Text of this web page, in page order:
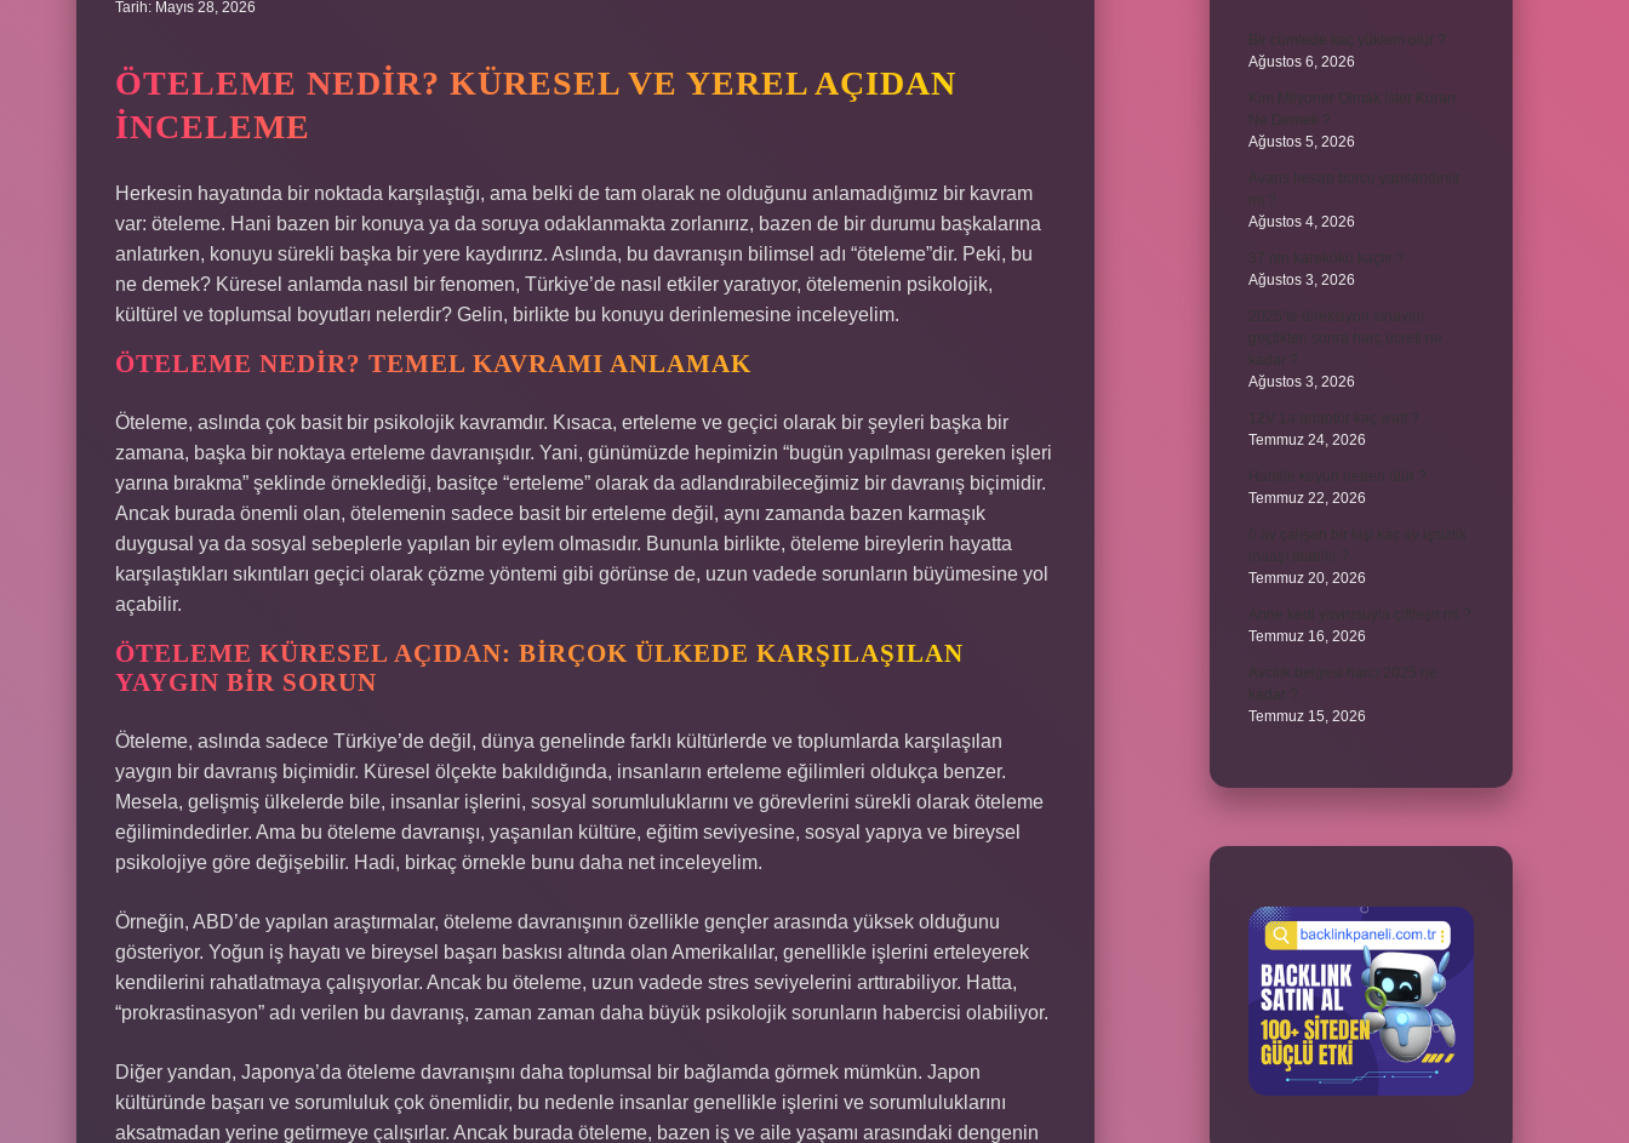
Tarih: Mayıs 28, 2026
ÖTELEME NEDIR? KÜRESEL VE YEREL AÇIDAN
İNCELEME
Herkesin hayatında bir noktada karşılaştığı, ama belki de tam olarak ne olduğunu anlamadığımız bir kavram
var: öteleme. Hani bazen bir konuya ya da soruya odaklanmakta zorlanırız, bazen de bir durumu başkalarına
anlatırken, konuyu sürekli başka bir yere kaydırırız. Aslında, bu davranışın bilimsel adı “öteleme”dir. Peki, bu
ne demek? Küresel anlamda nasıl bir fenomen, Türkiye’de nasıl etkiler yaratıyor, ötelemenin psikolojik,
kültürel ve toplumsal boyutları nelerdir? Gelin, birlikte bu konuyu derinlemesine inceleyelim.
ÖTELEME NEDIR? TEMEL KAVRAMI ANLAMAK
Öteleme, aslında çok basit bir psikolojik kavramdır. Kısaca, erteleme ve geçici olarak bir şeyleri başka bir
zamana, başka bir noktaya erteleme davranışıdır. Yani, günümüzde hepimizin “bugün yapılması gereken işleri
yarına bırakma” şeklinde örneklediği, basitçe “erteleme” olarak da adlandırabileceğimiz bir davranış biçimidir.
Ancak burada önemli olan, ötelemenin sadece basit bir erteleme değil, aynı zamanda bazen karmaşık
duygusal ya da sosyal sebeplerle yapılan bir eylem olmasıdır. Bununla birlikte, öteleme bireylerin hayatta
karşılaştıkları sıkıntıları geçici olarak çözme yöntemi gibi görünse de, uzun vadede sorunların büyümesine yol
açabilir.
ÖTELEME KÜRESEL AÇIDAN: BIRÇOK ÜLKEDE KARŞILAŞILAN
YAYGIN BIR SORUN
Öteleme, aslında sadece Türkiye’de değil, dünya genelinde farklı kültürlerde ve toplumlarda karşılaşılan
yaygın bir davranış biçimidir. Küresel ölçekte bakıldığında, insanların erteleme eğilimleri oldukça benzer.
Mesela, gelişmiş ülkelerde bile, insanlar işlerini, sosyal sorumluluklarını ve görevlerini sürekli olarak öteleme
eğilimindedirler. Ama bu öteleme davranışı, yaşanılan kültüre, eğitim seviyesine, sosyal yapıya ve bireysel
psikolojiye göre değişebilir. Hadi, birkaç örnekle bunu daha net inceleyelim.
Örneğin, ABD’de yapılan araştırmalar, öteleme davranışının özellikle gençler arasında yüksek olduğunu
gösteriyor. Yoğun iş hayatı ve bireysel başarı baskısı altında olan Amerikalılar, genellikle işlerini erteleyerek
kendilerini rahatlatmaya çalışıyorlar. Ancak bu öteleme, uzun vadede stres seviyelerini arttırabiliyor. Hatta,
“prokrastinasyon” adı verilen bu davranış, zaman zaman daha büyük psikolojik sorunların habercisi olabiliyor.
Diğer yandan, Japonya’da öteleme davranışını daha toplumsal bir bağlamda görmek mümkün. Japon
kültüründe başarı ve sorumluluk çok önemlidir, bu nedenle insanlar genellikle işlerini ve sorumluluklarını
aksatmadan yerine getirmeye çalışırlar. Ancak burada öteleme, bazen iş ve aile yaşamı arasındaki dengenin
Bir cümlede kaç yüklem olur ?
Ağustos 6, 2026
Kim Milyoner Olmak İster Kuran
Ağustos 5, 2026
Avans hesap borcu yapılandırılır
Ağustos 4, 2026
Ağustos 3, 2026
2025’te direksiyon sınavını
Ağustos 3, 2026
Temmuz 24, 2026
Temmuz 22, 2026
Temmuz 20, 2026
Temmuz 16, 2026
Temmuz 15, 2026